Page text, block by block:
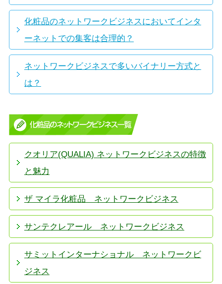
化粧品のネットワークビジネスにおいてインタ
ーネットでの集客は合理的？
ネットワークビジネスで多いバイナリー方式と
は？
クオリア(QUALIA) ネットワークビジネスの特徴
と魅力
ザ マイラ化粧品 ネットワークビジネス
サンテクレアール ネットワークビジネス
サミットインターナショナル ネットワークビ
ジネス